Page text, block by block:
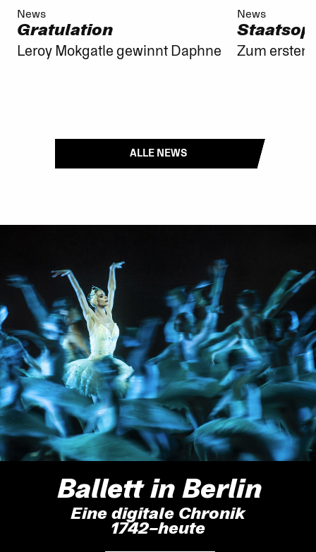
News
Gratulation
Leroy Mokgatle gewinnt Daphne
News
Zum ersten
ALLE NEWS
Ballett in Berlin
Eine digitale Chronik
1742–heute